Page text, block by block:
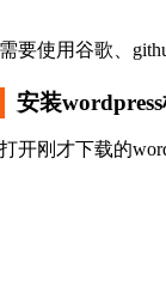
需要使用谷歌、
安装
打开刚才下载的